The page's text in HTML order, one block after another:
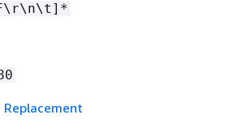
Replacement